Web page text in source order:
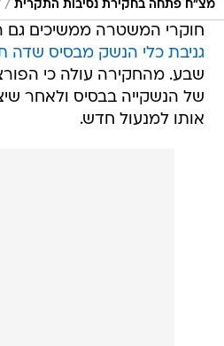
מצ"ח פתחה בחקירת נסיבות התקרית /
חוקרי המשטרה ממשיכים גם
גניבת כלי הנשק מבסיס שדה
שבע. מהחקירה עולה כי
של הנשקייה בבסיס ולאחר
אותו למנעול חדש.